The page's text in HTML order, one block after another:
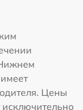
Цены
исключительно